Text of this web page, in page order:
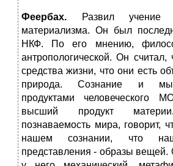
Феербах. Развил учение
материализма. Он был
НКФ. По его мнению,
антропологической. Он
средства жизни, что они есть
природа. Сознание и
продуктами человеческого
высший продукт
познаваемость мира, говорит,
нашем сознании, что
представления - образы вещей.